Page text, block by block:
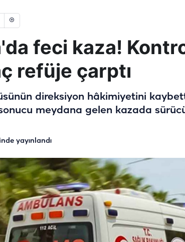
feci kaza!
refüje çarptı
direksiyon hâkimiyetini
meydana gelen kazada
yayınlandı